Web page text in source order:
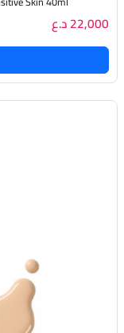
22,000 د.ع